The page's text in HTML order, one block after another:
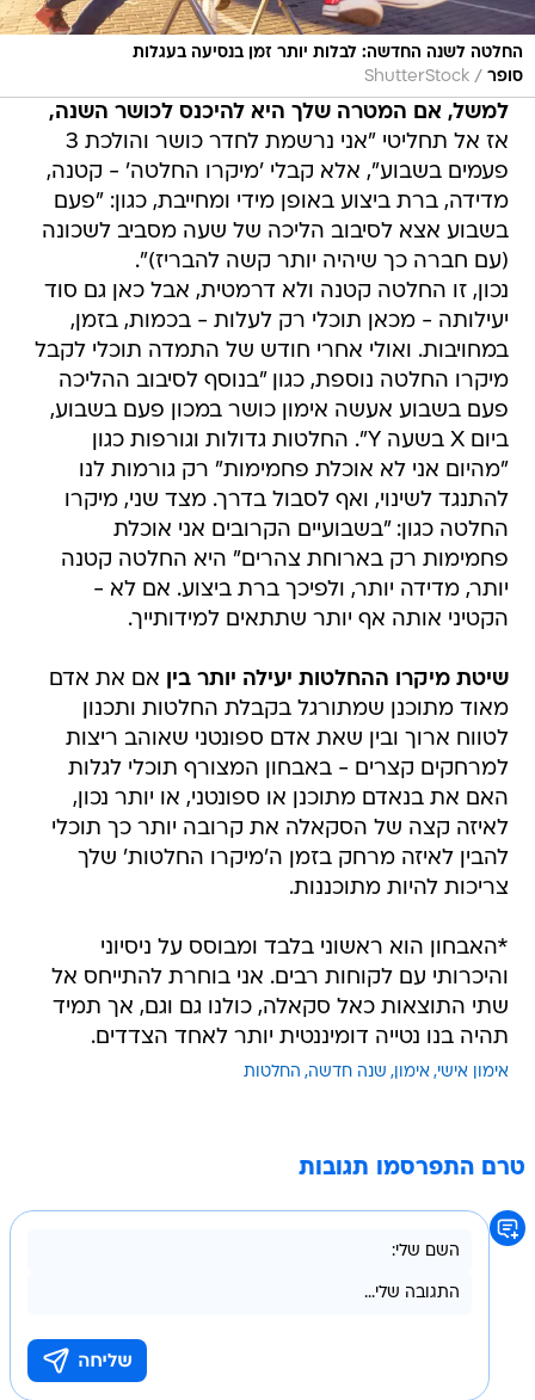
החלטה לשנה החדשה: לבלות יותר זמן בנסיעה בעגלות
סופר /
ShutterStock
למשל, אם המטרה שלך היא להיכנס לכושר השנה,
אז אל תחליטי "אני נרשמת לחדר כושר והולכת 3
פעמים בשבוע", אלא קבלי 'מיקרו החלטה' - קטנה,
מדידה, ברת ביצוע באופן מידי ומחייבת, כגון: "פעם
בשבוע אצא לסיבוב הליכה של שעה מסביב לשכונה
(עם חברה כך שיהיה יותר קשה להבריז)".
נכון, זו החלטה קטנה ולא דרמטית, אבל כאן גם סוד
יעילותה - מכאן תוכלי רק לעלות - בכמות, בזמן,
במחויבות. ואולי אחרי חודש של התמדה תוכלי לקבל
מיקרו החלטה נוספת, כגון "בנוסף לסיבוב ההליכה
פעם בשבוע אעשה אימון כושר במכון פעם בשבוע,
ביום X בשעה Y". החלטות גדולות וגורפות כגון
"מהיום אני לא אוכלת פחמימות" רק גורמות לנו
להתנגד לשינוי, ואף לסבול בדרך. מצד שני, מיקרו
החלטה כגון: "בשבועיים הקרובים אני אוכלת
פחמימות רק בארוחת צהרים" היא החלטה קטנה
יותר, מדידה יותר, ולפיכך ברת ביצוע. אם לא -
הקטיני אותה אף יותר שתתאים למידותייך.
שיטת מיקרו ההחלטות יעילה יותר בין
אם את אדם
מאוד מתוכנן שמתורגל בקבלת החלטות ותכנון
לטווח ארוך ובין שאת אדם ספונטני שאוהב ריצות
למרחקים קצרים - באבחון המצורף תוכלי לגלות
האם את בנאדם מתוכנן או ספונטני, או יותר נכון,
לאיזה קצה של הסקאלה את קרובה יותר כך תוכלי
להבין לאיזה מרחק בזמן ה'מיקרו החלטות' שלך
צריכות להיות מתוכננות.
*האבחון הוא ראשוני בלבד ומבוסס על ניסיוני
והיכרותי עם לקוחות רבים. אני בוחרת להתייחס אל
שתי התוצאות כאל סקאלה, כולנו גם וגם, אך תמיד
תהיה בנו נטייה דומיננטית יותר לאחד הצדדים.
אימון אישי אימון שנה חדשה החלטות
טרם התפרסמו תגובות